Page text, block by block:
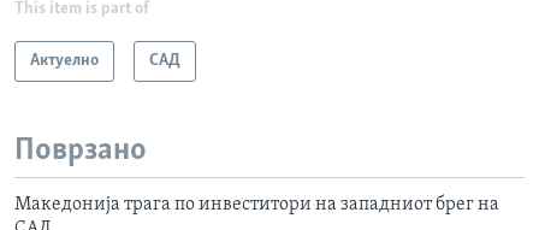
This item is part of
Актуелно САД
Поврзано
Македонија трага по инвеститори на западниот брег на